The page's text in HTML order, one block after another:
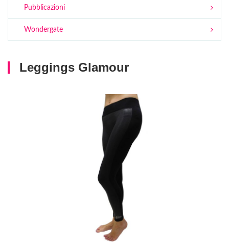
Pubblicazioni
Wondergate
Leggings Glamour